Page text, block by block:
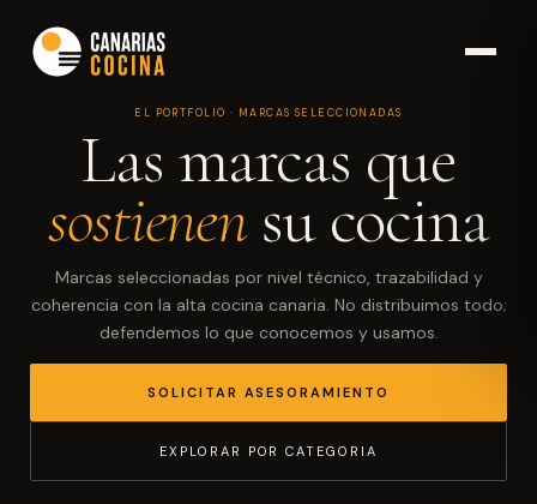
EL PORTFOLIO · MARCAS SELECCIONADAS
Las marcas que
sostienen su cocina
Marcas seleccionadas por nivel técnico, trazabilidad y
coherencia con la alta cocina canaria. No distribuimos todo;
defendemos lo que conocemos y usamos.
SOLICITAR ASESORAMIENTO
EXPLORAR POR CATEGORIA